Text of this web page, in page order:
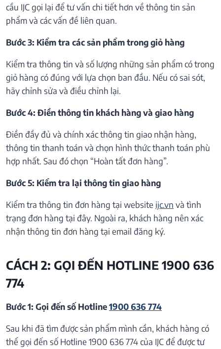
cầu IJC gọi lại để tư vấn chi tiết hơn về thông tin sản
phẩm và các vấn đề liên quan.
Bước 3: Kiểm tra các sản phẩm trong giỏ hàng
Kiểm tra thông tin và số lượng những sản phẩm có trong
giỏ hàng có đúng với lựa chọn ban đầu. Nếu có sai sót,
hãy chỉnh sửa và điều chỉnh lại.
Bước 4: Điền thông tin khách hàng và giao hàng
Điền đầy đủ và chính xác thông tin giao nhận hàng,
thông tin thanh toán và chọn hình thức thanh toán phù
hợp nhất. Sau đó chọn “Hoàn tất đơn hàng”.
Bước 5: Kiểm tra lại thông tin giao hàng
Kiểm tra thông tin đơn hàng tại website ijc.vn và tình
trạng đơn hàng tại đây. Ngoài ra, khách hàng nên xác
nhận thông tin đơn hàng tại email đăng ký.
CÁCH 2: GỌI ĐẾN HOTLINE 1900 636
774
Bước 1: Gọi đến số Hotline1900 636 774
Sau khi đã tìm được sản phẩm mình cần, khách hàng có
thể gọi đến số Hotline 1900 636 774 của IJC để được tư